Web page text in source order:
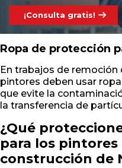
¡Consulta gratis!
Ropa de protección
En trabajos de
pintores deben usar
que evite la
la transferencia de
¿Qué
para los pintores
construcción de